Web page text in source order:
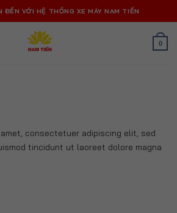
ĐẾN VỚI HỆ THỐNG XE MÁY NAM TIẾN
0
consectetuer adipiscing elit, sed
tincidunt ut laoreet dolore magna